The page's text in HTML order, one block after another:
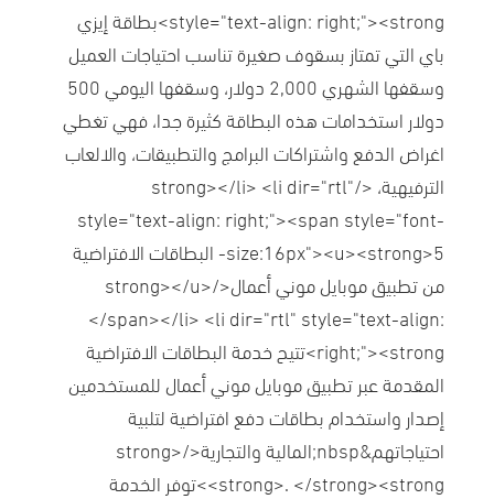
style="text-align: right;"><strong>بطاقة إيزي
باي التي تمتاز بسقوف صغيرة تناسب احتياجات العميل
وسقفها الشهري 2,000 دولار، وسقفها اليومي 500
دولار استخدامات هذه البطاقة كثيرة جدا، فهي تغطي
اغراض الدفع واشتراكات البرامج والتطبيقات، والالعاب
الترفيهية، </strong></li> <li dir="rtl"
style="text-align: right;"><span style="font-
size:16px"><u><strong>5- البطاقات الافتراضية
من تطبيق موبايل موني أعمال</strong></u>
</span></li> <li dir="rtl" style="text-align:
right;"><strong>تتيح خدمة البطاقات الافتراضية
المقدمة عبر تطبيق موبايل موني أعمال للمستخدمين
إصدار واستخدام بطاقات دفع افتراضية لتلبية
احتياجاتهم&nbsp;المالية والتجارية</strong>
<strong>. </strong><strong>توفر الخدمة